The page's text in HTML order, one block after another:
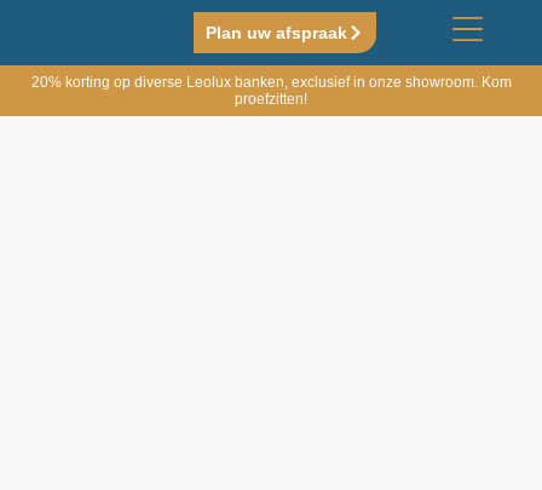
Plan uw afspraak
20% korting op diverse Leolux banken, exclusief in onze showroom. Kom
proefzitten!